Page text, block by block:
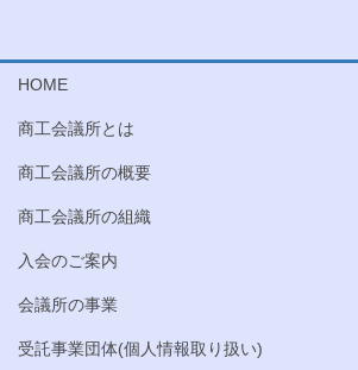
HOME
商工会議所とは
商工会議所の概要
商工会議所の組織
入会のご案内
会議所の事業
受託事業団体(個人情報取り扱い)